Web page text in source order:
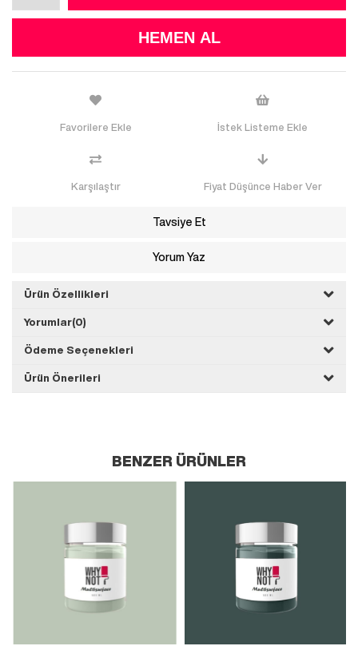
Favorilere Ekle İstek Listeme Ekle
Karşılaştır Fiyat Düşünce Haber Ver
Tavsiye Et
Yorum Yaz
Ürün Özellikleri
Yorumlar(0)
Ödeme Seçenekleri
Ürün Önerileri
BENZER ÜRÜNLER